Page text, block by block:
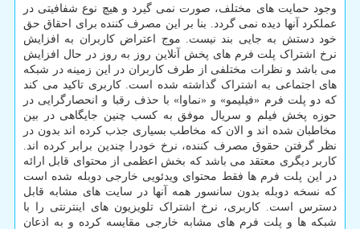
وجود حمایت های مختلف، صورت نمی گیرد و هیچ نوع شفافیتی در
عملکرد آنها دیده نمی گردد. بنا بر این مصرف کننده برای احقاق حق
خود دستش به جایی بند نیست. موج اعتراض کاربران به افزایش
نرخ اشتراک پلت فرم های پخش آنلاین روز به روز در حال افزایش
می باشد و نظرات مختلفی از طرف کاربران در این زمینه در شبکه
های اجتماعی به اشتراک گذاشته شده است. کاربری تاکید می کند
که دو پلت فرم «فیلیمو» و «نماوا» با حذف رقبا و انحصارگرایی در
حوزه پخش فیلم و سریال موفق به کسب چنین جایگاهی در بین
مخاطبان شده اند و الان که مخاطب بسیاری جذب کرده اند بدون در
نظر گرفتن حقوق مصرف کننده، نرخ خودرا چندین برابر کرده اند.
کاربر دیگری معتقد می باشد که بخش اعظمی از محتوای قابل ارائه
در این پلت فرم ها فقط محتوای ویدئویی خارجی دوبله شده است
که نسخه دوبله بدون سانسور همه آنها در سایت های مشابه قابل
دسترس است. کاربری، نرخ اشتراک تلویزیون های اینترنتی را با
شبکه ها و پلت فرم های مشابه خارجی مقایسه کرده و به اذعان